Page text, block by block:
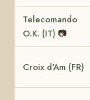
Telecomando
O.K. (IT) 📷
Croix d'Am (FR)